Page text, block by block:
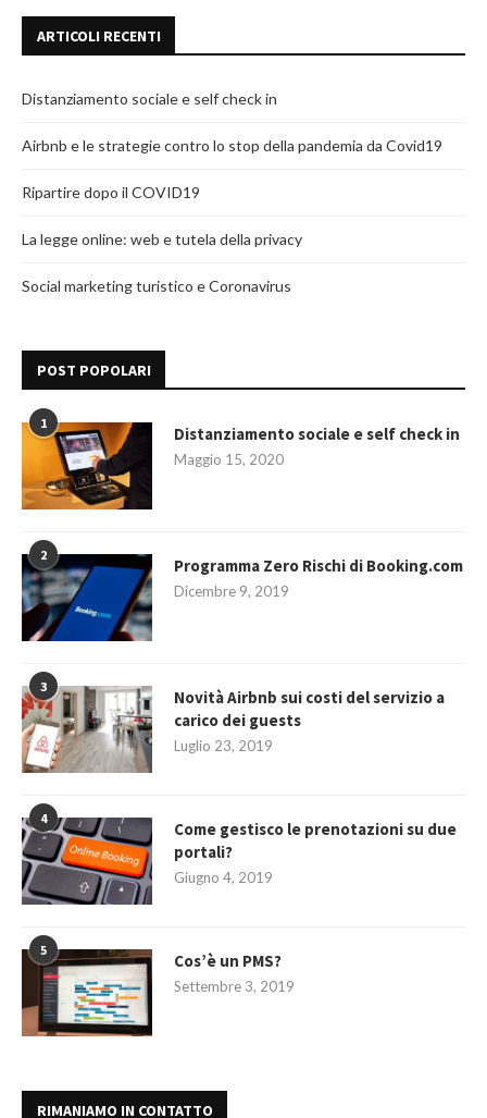
ARTICOLI RECENTI
Distanziamento sociale e self check in
Airbnb e le strategie contro lo stop della pandemia da Covid19
Ripartire dopo il COVID19
La legge online: web e tutela della privacy
Social marketing turistico e Coronavirus
POST POPOLARI
1
Distanziamento sociale e self check in
Maggio 15, 2020
2
Programma Zero Rischi di Booking.com
Dicembre 9, 2019
3
Novità Airbnb sui costi del servizio a
carico dei guests
Luglio 23, 2019
4
Come gestisco le prenotazioni su due
portali?
Giugno 4, 2019
5
Cos’è un PMS?
Settembre 3, 2019
RIMANIAMO IN CONTATTO